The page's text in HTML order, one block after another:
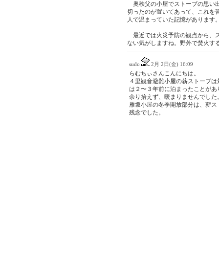
奥秩父の小屋でストーブの思い
切ったのが置いてあって、これを
人で温まっていた記憶があります
最近では火災予防の観点から、
ない気がしますね。野外で焚火す
sudo 2月 2日(金) 16:09
らむちぃさんこんにちは。
４里観音避難小屋の薪ストーブ
は２〜３年前に泊まったことが
余り拾えず、暖まりませんでした
雁坂小屋の冬季開放部分は、薪
残念でした。